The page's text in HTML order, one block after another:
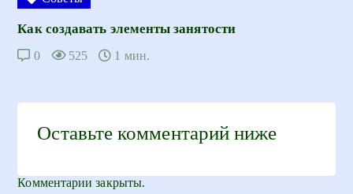
Как создавать элементы занятости
0 525 1 мин.
Оставьте комментарий ниже
Комментарии закрыты.